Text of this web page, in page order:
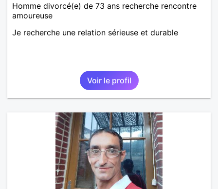
Homme divorcé(e) de 73 ans recherche rencontre
amoureuse
Je recherche une relation sérieuse et durable
Voir le profil